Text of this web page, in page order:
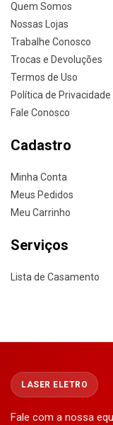
Quem Somos
Nossas Lojas
Trabalhe Conosco
Trocas e Devoluções
Termos de Uso
Política de Privacidade
Fale Conosco
Cadastro
Minha Conta
Meus Pedidos
Meu Carrinho
Serviços
Lista de Casamento
LASER ELETRO
Fale com a nossa